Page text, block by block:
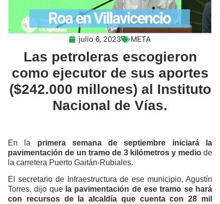
julio 6, 2023 META
Las petroleras escogieron
como ejecutor de sus aportes
($242.000 millones) al Instituto
Nacional de Vías.
En la primera semana de septiembre iniciará la
pavimentación de un tramo de 3 kilómetros y mediode
la carretera Puerto Gaitán-Rubiales.
El secretario de Infraestructura de ese municipio, Agustín
Torres, dijo que la pavimentación de ese tramo se hará
con recursos de la alcaldía que cuenta con 28 mil